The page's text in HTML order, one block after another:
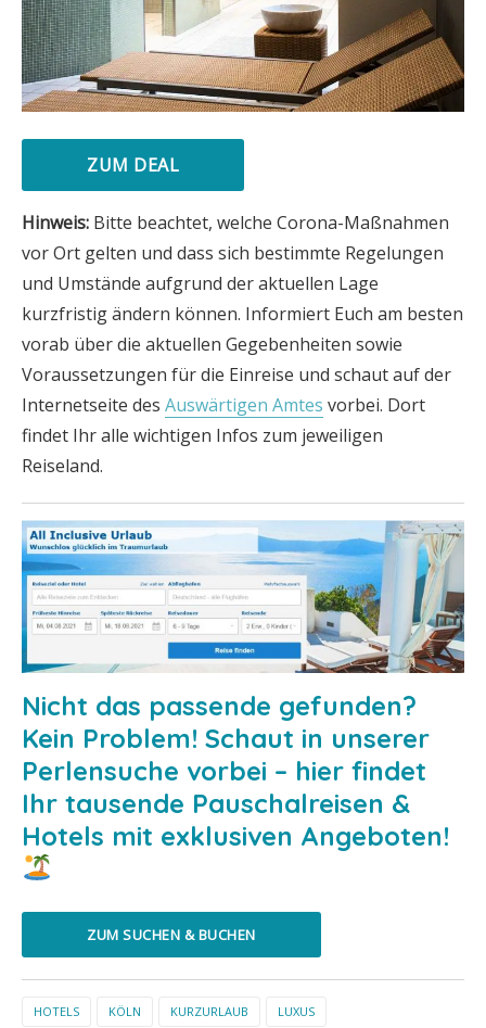
ZUM DEAL
Hinweis: Bitte beachtet, welche Corona-Maßnahmen
vor Ort gelten und dass sich bestimmte Regelungen
und Umstände aufgrund der aktuellen Lage
kurzfristig ändern können. Informiert Euch am besten
vorab über die aktuellen Gegebenheiten sowie
Voraussetzungen für die Einreise und schaut auf der
Internetseite des Auswärtigen Amtes vorbei. Dort
findet Ihr alle wichtigen Infos zum jeweiligen
Reiseland.
Nicht das passende gefunden?
Kein Problem! Schaut in unserer
Perlensuche vorbei – hier findet
Ihr tausende Pauschalreisen &
Hotels mit exklusiven Angeboten!
ZUM SUCHEN & BUCHEN
HOTELS KÖLN KURZURLAUB LUXUS